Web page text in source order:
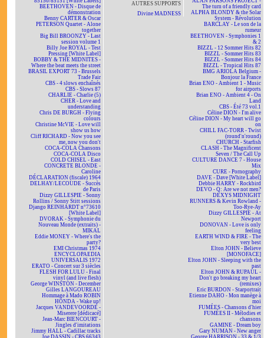
BEETHOVEN - Disque de
démonstration
Benny CARTER & Oscar
PETERSON Quartet - Alone
together
Big Bill BROONZY - Last
session volume 1
Billy Joe ROYAL - Test
Pressing [White Label]
BOBBY & THE MIDNITES -
Where the beat meets the street
BRASIL EXPORT 73 - Brussels
Trade Fair
CBS - 4 slows enchaînés
CBS - Slows 87
CHARLIE - Charlie (5)
CHER - Love and
understanding
Chris DE BURGH - Flying
colours
Christine McVIE - Love will
show us how
Cliff RICHARD - Now you see
me, now you don't
COCA-COLA Chansons
COCA-COLA Disco
COLD CHISEL - East
CONCRETE BLONDE -
Caroline
DÉCLARATION (fiscale) 1964
DELHAY/LECOUDE - Succès
de Paris
Dizzy GILLESPIE - Sonny
Rollins / Sonny Stitt sessions
Django REINHARDT n°73610
[White Label]
DVORAK - Symphonie du
Nouveau Monde (extraits) -
MIKAL
Eddie MONEY - Where's the
party?
EMI Christmas 1974
ENCYCLOPAEDIA
UNIVERSALIS 1972
ERATO - Concert sur 3 siècles
FLESH FOR LULU - Final
vinyl (and live flesh)
George WINSTON - December
Gilles LANGOUREAU
Hommage à Mado ROBIN
HONDA - Wake up!
Jacques VANDEVOORDE -
Miserere [dédicacé]
Jean-Marc BIENCOURT -
Jingles d'imitations
Jimmy HALL - Cadillac tracks
Joe DASSIN - CBS 66343
AUTRES SUPPORTS
Divine MADNESS
The turn of a friendly card
ALPHA BLONDY & the Solar
System - Révolution
BARCLAY - Le son de la
rumeur
BEETHOVEN - Symphonies 1
& 2
BIZZL - 12 Sommer Hits 82
BIZZL - Sommer Hits 83
BIZZL - Sommer Hits 84
BIZZL - Tropical Hits 87
BMG ARIOLA Belgium -
Bonjour la France
Brian ENO - Ambient 1 - Music
for airports
Brian ENO - Ambient 4 - On
Land
CBS - Été 73 vol.1
Céline DION - I'm alive
Céline DION - My heart will go
on
CHILL FAC-TORR - Twist
(round'n'round)
CHURCH - Starfish
CLASH - The Magnificent
Seven / The Call Up
CULTURE DANCE 7 - House
Mix
CURE - Pornography
DAVE - Dave [White Label]
Debbie HARRY - Rockbird
DEVO - Q: Are we not men?
DEXYS MIDNIGHT
RUNNERS & Kevin Rowland -
Too-Rye-Ay
Dizzy GILLESPIE - At
Newport
DONOVAN - Love is only
feeling
EARTH WIND & FIRE - The
very best
Elton JOHN - Believe
[MONOFACE]
Elton JOHN - Sleeping with the
past
Elton JOHN & RUPAUL -
Don't go breaking my heart
(remixes)
Eric BURDON - Starportrait
Etienne DAHO - Mon manège à
moi
FUMÉES - Chansons d'hier
FUMÉES II - Mélodies et
chansons
GAMINE - Dream boy
Gary NUMAN - New anger
George HARRISON - 33 & 1/3